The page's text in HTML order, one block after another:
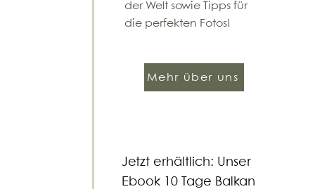
der Welt sowie Tipps für
die perfekten Fotos!
Mehr über uns
Jetzt erhältlich: Unser
Ebook 10 Tage Balkan